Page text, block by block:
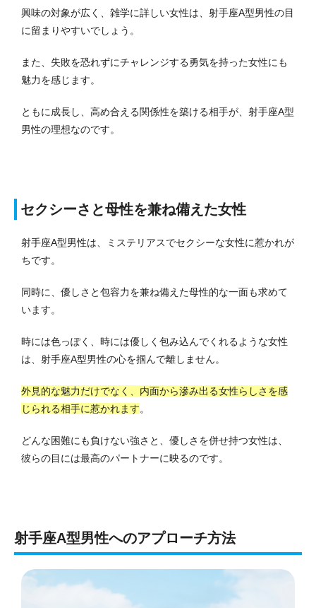
興味の対象が広く、雑学に詳しい女性は、射手座A型男性の目
に留まりやすいでしょう。
また、失敗を恐れずにチャレンジする勇気を持った女性にも
魅力を感じます。
ともに成長し、高め合える関係性を築ける相手が、射手座A型
男性の理想なのです。
セクシーさと母性を兼ね備えた女性
射手座A型男性は、ミステリアスでセクシーな女性に惹かれが
ちです。
同時に、優しさと包容力を兼ね備えた母性的な一面も求めて
います。
時には色っぽく、時には優しく包み込んでくれるような女性
は、射手座A型男性の心を掴んで離しません。
外見的な魅力だけでなく、内面から滲み出る女性らしさを感
じられる相手に惹かれます。
どんな困難にも負けない強さと、優しさを併せ持つ女性は、
彼らの目には最高のパートナーに映るのです。
射手座A型男性へのアプローチ方法